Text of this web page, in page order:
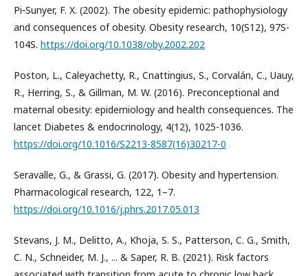
Pi‐Sunyer, F. X. (2002). The obesity epidemic: pathophysiology
and consequences of obesity. Obesity research, 10(S12), 97S-
104S. https://doi.org/10.1038/oby.2002.202
Poston, L., Caleyachetty, R., Cnattingius, S., Corvalán, C., Uauy,
R., Herring, S., & Gillman, M. W. (2016). Preconceptional and
maternal obesity: epidemiology and health consequences. The
lancet Diabetes & endocrinology, 4(12), 1025-1036.
https://doi.org/10.1016/S2213-8587(16)30217-0
Seravalle, G., & Grassi, G. (2017). Obesity and hypertension.
Pharmacological research, 122, 1–7.
https://doi.org/10.1016/j.phrs.2017.05.013
Stevans, J. M., Delitto, A., Khoja, S. S., Patterson, C. G., Smith,
C. N., Schneider, M. J., ... & Saper, R. B. (2021). Risk factors